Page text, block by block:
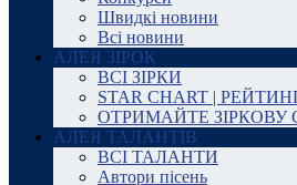
Швидкі новини
Всі новини
АЛЕЯ ЗІРОК
ВСІ ЗІРКИ
STAR CHART |
ОТРИМАЙТЕ ЗІРКОВУ
АЛЕЯ ТАЛАНТІВ
ВСІ ТАЛАНТИ
Автори пісень